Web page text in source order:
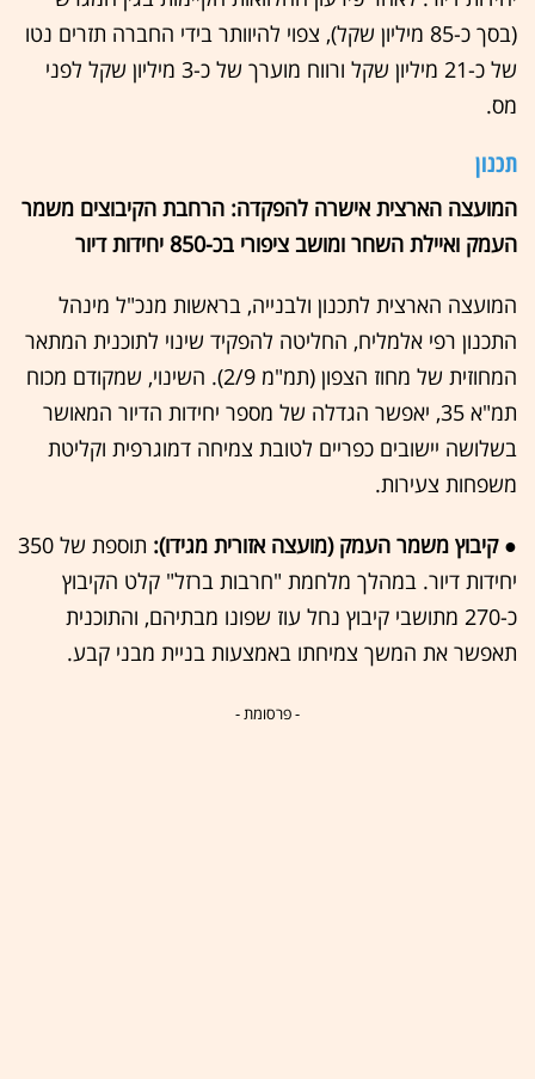
(בסך כ-85 מיליון שקל), צפוי להיוותר בידי החברה תזרים נטו
של כ-21 מיליון שקל ורווח מוערך של כ-3 מיליון שקל לפני
מס.
תכנון
המועצה הארצית אישרה להפקדה: הרחבת הקיבוצים משמר
העמק ואיילת השחר ומושב ציפורי בכ-850 יחידות דיור
המועצה הארצית לתכנון ולבנייה, בראשות מנכ"ל מינהל
התכנון רפי אלמליח, החליטה להפקיד שינוי לתוכנית המתאר
המחוזית של מחוז הצפון (תמ"מ 2/9). השינוי, שמקודם מכוח
תמ"א 35, יאפשר הגדלה של מספר יחידות הדיור המאושר
בשלושה יישובים כפריים לטובת צמיחה דמוגרפית וקליטת
משפחות צעירות.
● קיבוץ משמר העמק (מועצה אזורית מגידו):
תוספת של 350
יחידות דיור. במהלך מלחמת "חרבות ברזל" קלט הקיבוץ
כ-270 מתושבי קיבוץ נחל עוז שפונו מבתיהם, והתוכנית
תאפשר את המשך צמיחתו באמצעות בניית מבני קבע.
- פרסומת -